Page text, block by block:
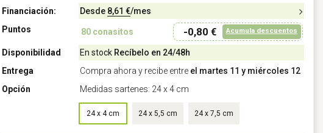
Financiación: Desde 8,61 €/mes
Puntos
80conasitos -0,80 € Acumula descuentos
Disponibilidad En stock Recíbelo en 24/48h
Entrega
Compra ahora y recibe entre el martes 11 y miércoles 12
Opción
Medidas sartenes: 24 x 4 cm
Medidas (diámetro x altura): 24 x 4 cm
24 x 4 cm 24 x 5,5 cm 24 x 7,5 cm